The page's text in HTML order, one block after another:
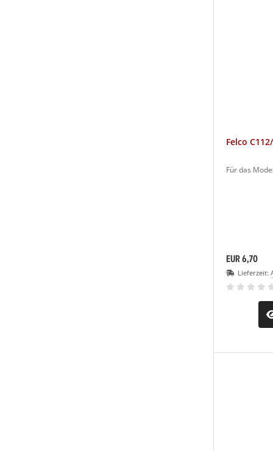
Felco
Für das
EUR 6,70
Lieferzeit: